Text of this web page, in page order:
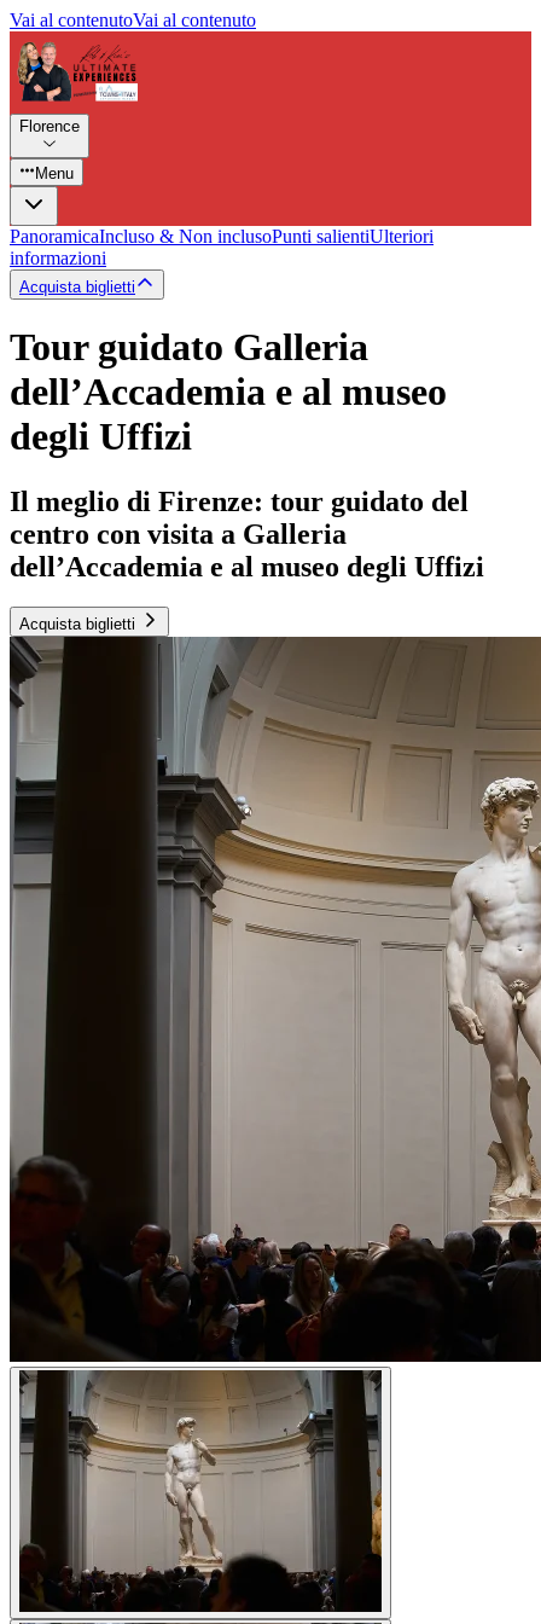
Vai al contenutoVai al contenuto
Florence
Menu
PanoramicaIncluso & Non inclusoPunti salientiUlteriori
informazioni
Acquista biglietti
Tour guidato Galleria
dell’Accademia e al museo
degli Uffizi
Il meglio di Firenze: tour guidato del
centro con visita a Galleria
dell’Accademia e al museo degli Uffizi
Acquista biglietti